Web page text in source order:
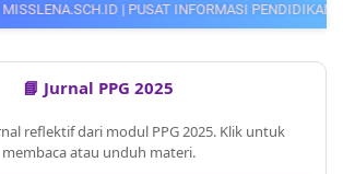
INFORMASI PENDIDIKAN, PPG GURU, CPNS,
📘 Jurnal PPG 2025
reflektif dari modul PPG 2025. Klik untuk
membaca atau unduh materi.